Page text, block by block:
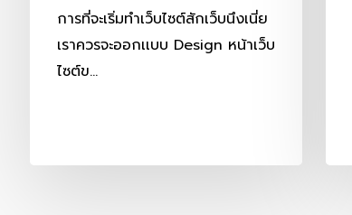
การที่จะเริ่มทำเว็บไซต์สักเว็บนึงเนี่ย
เราควรจะออกเเบบ Design หน้าเว็บ
ไซต์ข…